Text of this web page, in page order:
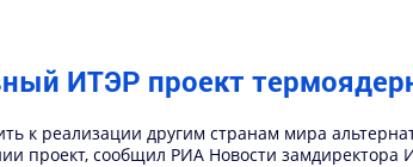
ИТЭР проект
к реализации другим странам мира
проект, сообщил РИА Новости